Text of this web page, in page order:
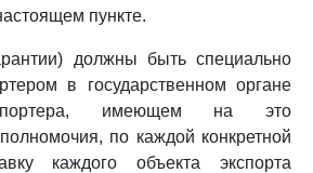
пункте.
должны быть специально
в государственном органе
имеющем на это
по каждой конкретной
каждого объекта экспорта